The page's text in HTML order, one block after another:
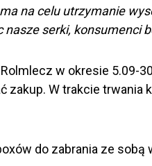
na celu utrzymanie
serki, konsumenci
w okresie 5.09-
zakup. W trakcie trwania
do zabrania ze sobą